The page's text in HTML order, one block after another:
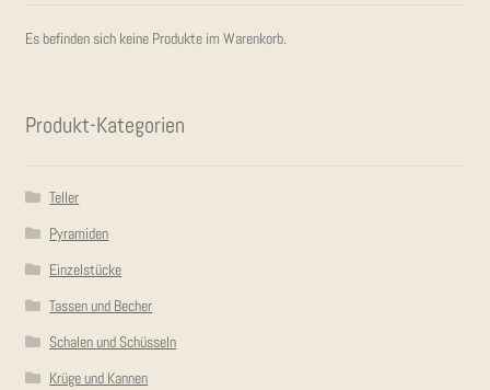
Es befinden sich keine Produkte im Warenkorb.
Pro­dukt-Kate­go­rien
Teller
Pyramiden
Einzelstücke
Tassen und Becher
Schalen und Schüsseln
Krüge und Kannen